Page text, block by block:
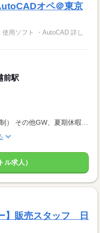
オペ＠東京
用ソフト ・AutoCAD 詳し
前駅
ル求人）
】販売スタッフ 日